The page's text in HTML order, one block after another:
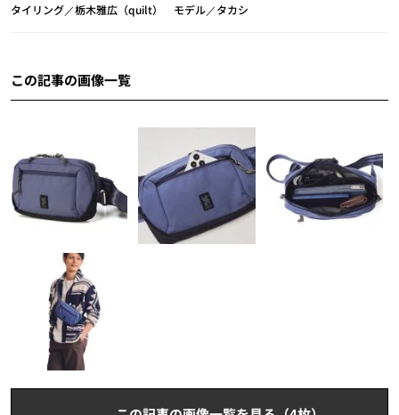
タイリング／栃木雅広（quilt） モデル／タカシ
この記事の画像一覧